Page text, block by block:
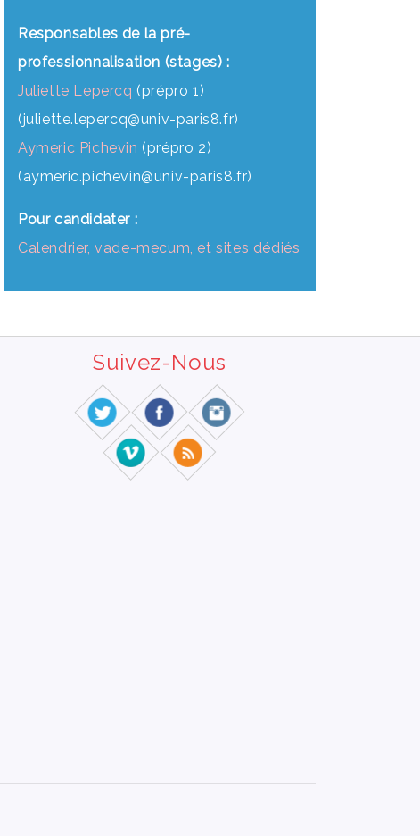
Responsables de la pré-
professionnalisation (stages) :
Juliette Lepercq (prépro 1)
(juliette.lepercq@univ-paris8.fr)
Aymeric Pichevin (prépro 2)
(aymeric.pichevin@univ-paris8.fr)
Pour candidater :
Calendrier, vade-mecum, et sites dédiés
Suivez-Nous